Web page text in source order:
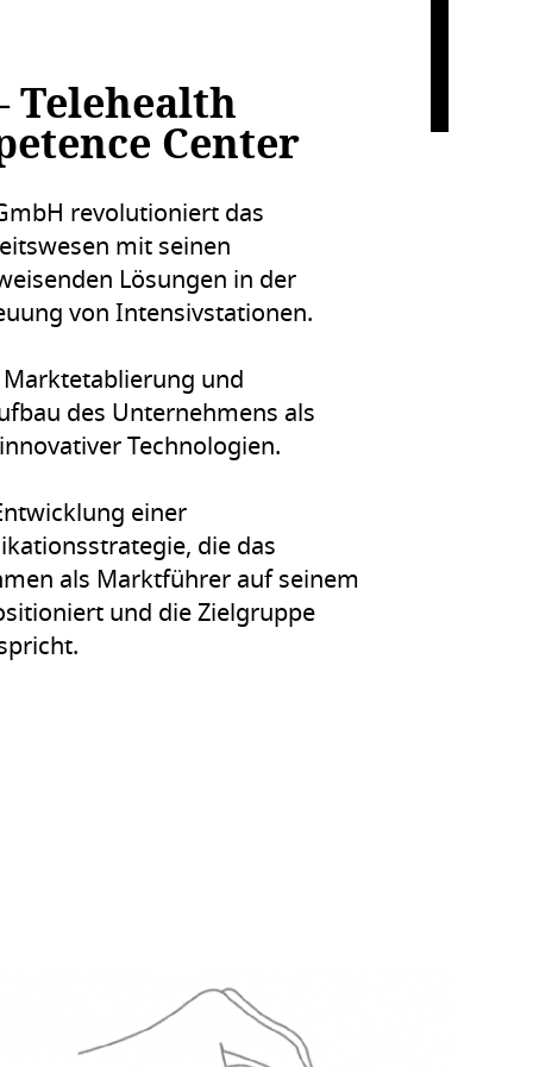
Telehealth
Center
revolutioniert das
mit seinen
Lösungen in der
von Intensivstationen.
und
des Unternehmens als
Technologien.
einer
die das
als Marktführer auf seinem
und die Zielgruppe